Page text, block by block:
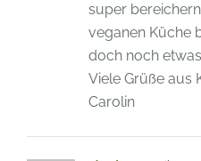
super
veganen Küche
doch noch
Viele Grüße aus
Carolin